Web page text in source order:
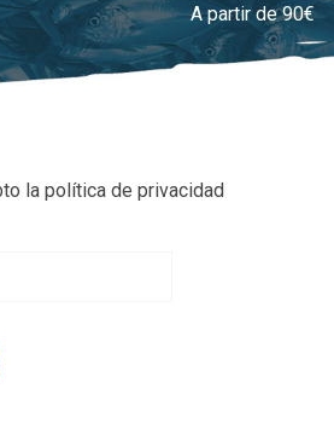
A partir de 90€
la política de privacidad